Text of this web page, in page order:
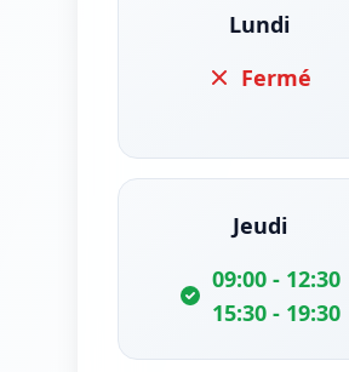
Lundi
Fermé
Jeudi
09:00 - 12:30
15:30 - 19:30